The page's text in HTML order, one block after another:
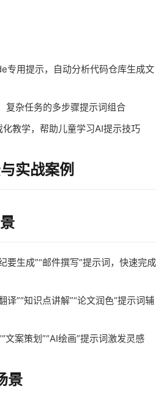
专用提示，自动分析代码仓库生成文
复杂任务的多步骤提示词组合
化教学，帮助儿童学习AI提示技巧
实战案例
要生成”“邮件撰写”提示词，快速完成
译”“知识点讲解”“论文润色”提示词辅
文案策划”“AI绘画”提示词激发灵感
景